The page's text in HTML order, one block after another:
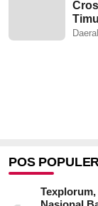
POS POPULER